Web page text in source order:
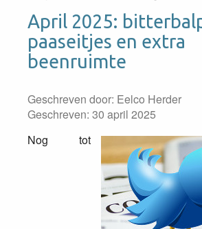
April 2025:
paaseitjes en extra
beenruimte
Geschreven door: Eelco Herder
Geschreven: 30 april 2025
Nog tot